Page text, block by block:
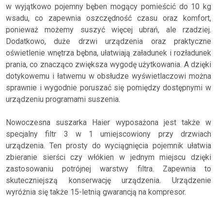
w wyjątkowo pojemny bęben mogący pomieścić do 10 kg
wsadu, co zapewnia oszczędność czasu oraz komfort,
ponieważ możemy suszyć więcej ubrań, ale rzadziej.
Dodatkowo, duże drzwi urządzenia oraz praktyczne
oświetlenie wnętrza bębna, ułatwiają załadunek i rozładunek
prania, co znacząco zwiększa wygodę użytkowania. A dzięki
dotykowemu i łatwemu w obsłudze wyświetlaczowi można
sprawnie i wygodnie poruszać się pomiędzy dostępnymi w
urządzeniu programami suszenia.
Nowoczesna suszarka Haier wyposażona jest także w
specjalny filtr 3 w 1 umiejscowiony przy drzwiach
urządzenia. Ten prosty do wyciągnięcia pojemnik ułatwia
zbieranie sierści czy włókien w jednym miejscu dzięki
zastosowaniu potrójnej warstwy filtra. Zapewnia to
skuteczniejszą konserwację urządzenia. Urządzenie
wyróżnia się także 15-letnią gwarancją na kompresor.